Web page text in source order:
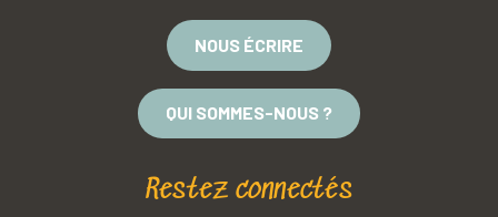
NOUS ÉCRIRE
QUI SOMMES-NOUS ?
Restez connectés